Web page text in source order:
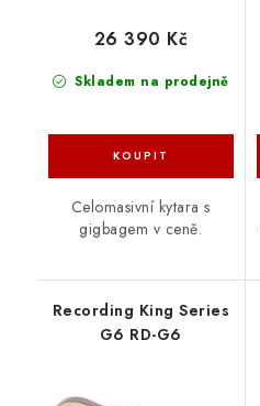
Skladem na prodejně
26 390 Kč
Celomasivní kytara s
gigbagem v ceně.
Recording King Series
G6 RD-G6